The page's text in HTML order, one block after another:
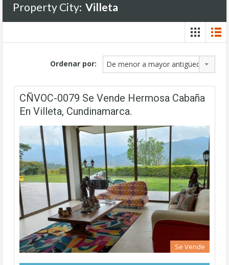
Property City: Villeta
Ordenar por: De menor a mayor antigüedad
CÑVOC-0079 Se Vende Hermosa Cabaña
En Villeta, Cundinamarca.
Se Vende